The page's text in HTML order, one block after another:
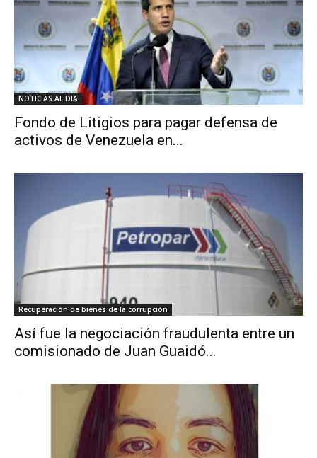
NOTICIAS AL DIA
Fondo de Litigios para pagar defensa de
activos de Venezuela en...
Recuperación de bienes de la corrupción
Así fue la negociación fraudulenta entre un
comisionado de Juan Guaidó...